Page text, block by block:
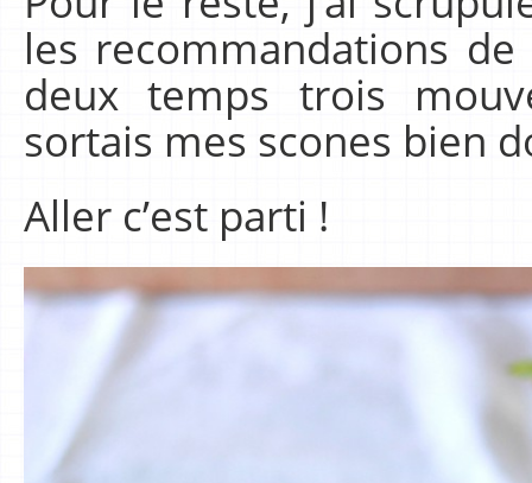
les recommandations
deux temps trois
sortais mes scones bien
Aller c’est parti !